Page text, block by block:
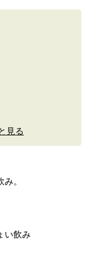
見る
。
い飲み